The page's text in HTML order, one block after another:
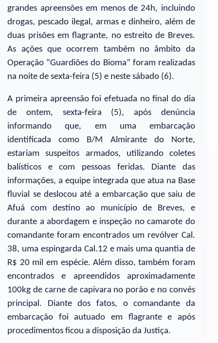
grandes apreensões em menos de 24h, incluindo
drogas, pescado ilegal, armas e dinheiro, além de
duas prisões em flagrante, no estreito de Breves.
As ações que ocorrem também no âmbito da
Operação “Guardiões do Bioma” foram realizadas
na noite de sexta-feira (5) e neste sábado (6).
A primeira apreensão foi efetuada no final do dia
de ontem, sexta-feira (5), após denúncia
informando que, em uma embarcação
identificada como B/M Almirante do Norte,
estariam suspeitos armados, utilizando coletes
balísticos e com pessoas feridas. Diante das
informações, a equipe integrada que atua na Base
fluvial se deslocou até a embarcação que saiu de
Afuá com destino ao município de Breves, e
durante a abordagem e inspeção no camarote do
comandante foram encontrados um revólver Cal.
38, uma espingarda Cal.12 e mais uma quantia de
R$ 20 mil em espécie. Além disso, também foram
encontrados e apreendidos aproximadamente
100kg de carne de capivara no porão e no convés
principal. Diante dos fatos, o comandante da
embarcação foi autuado em flagrante e após
procedimentos ficou a disposição da Justiça.